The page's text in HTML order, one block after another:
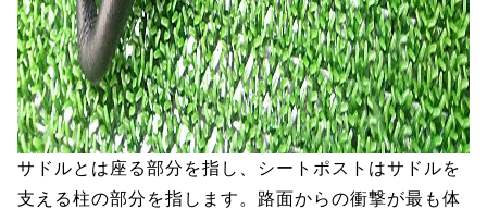
サドルとは座る部分を指し、シートポストはサドルを
支える柱の部分を指します。路面からの衝撃が最も体